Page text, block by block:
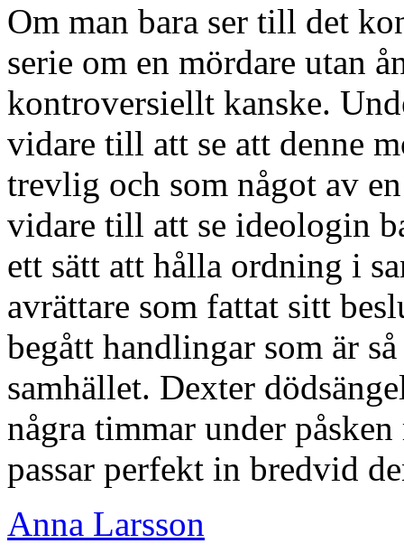
Om man bara ser till det
serie om en mördare utan
kontroversiellt kanske.
vidare till att se att denne
trevlig och som något av
vidare till att se ideologin
ett sätt att hålla ordning i
avrättare som fattat sitt
begått handlingar som är
samhället. Dexter
några timmar under
passar perfekt in bredvid
Anna Larsson